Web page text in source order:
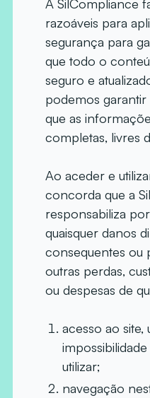
A SilCompliance
razoáveis para
segurança para
que todo o
seguro e
podemos garantir
que as
completas, livres
Ao aceder e
concorda que a
responsabiliza por
quaisquer danos
consequentes ou
outras perdas,
ou despesas de
acesso ao site,
utilizar;
navegação